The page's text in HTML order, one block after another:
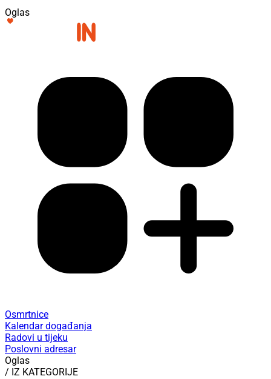
Oglas
Osmrtnice
Kalendar događanja
Radovi u tijeku
Poslovni adresar
Oglas
/ IZ KATEGORIJE